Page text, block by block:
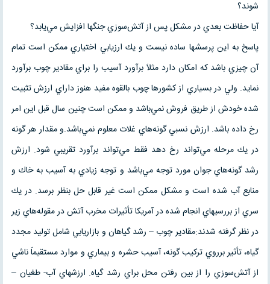
شوند؟
آيا حفاظت بعدي در مشكل پس از آتش‌سوزي جنگها افزايش مي‌يابد؟
پاسخ به اين پرسشها ساده نيست و يك ارزيابي اختياري ممكن است تمام
آن چيزي باشد كه امكان دارد مثلاَ برآورد آسيب را براي مقادير چوب برآورد
نمايد. ولي در بسياري از كشورها چوب بالقوه مفيد هنوز داراي ارزش تثبيت
شده خودش از طريق فروش نمي‌باشد و ممكن است چنين سال قبل اين امر
رخ داده باشد. ارزش نسبي گونه‌هاي غلات معلوم نمي‌باشد.و مقدار هر گونه
در يك مرحله مي‌تواند رخ دهد فقط مي‌تواند برآورد تقريبي شود. ارزش
رشد گونه‌هاي جوان مورد توجه مي‌باشد و توجه زيادي به آسيب به خاك و
منابع آب شده است و مشكل ممكن است غير قابل حل بنظر برسد. در يك
سري از بررسيهاي انجام شده در آمريكا تأثيرات مخرب آتش در مقوله‌هاي زير
در نظر گرفته شدند:مقادير چوب – رشد گياهان و بازاريابي شامل توليد مجدد
گياه، تأثير برروي تركيب گونه، آسيب حشره و بيماري و موارد مستقيماَ ناشي
از آتش‌سوزي را از بين رفتن محل براي رشد گياه. ارزشهاي آب- طغيان –